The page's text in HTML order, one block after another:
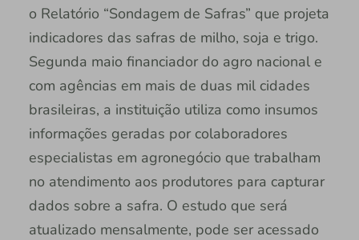
o Relatório “Sondagem de Safras” que projeta
indicadores das safras de milho, soja e trigo.
Segunda maio financiador do agro nacional e
com agências em mais de duas mil cidades
brasileiras, a instituição utiliza como insumos
informações geradas por colaboradores
especialistas em agronegócio que trabalham
no atendimento aos produtores para capturar
dados sobre a safra. O estudo que será
atualizado mensalmente, pode ser acessado